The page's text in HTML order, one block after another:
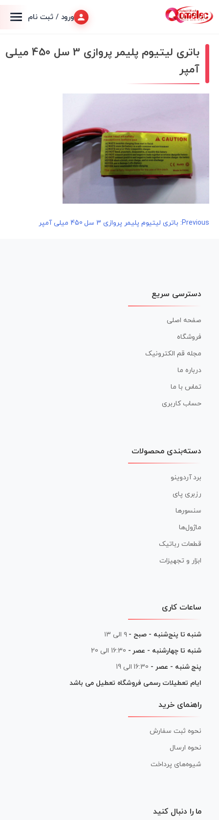
ورود / ثبت نام
باتری لیتیوم پلیمر پروازی 3 سل 450 میلی
آمپر
راهبری
Previous: باتری لیتیوم پلیمر پروازی 3 سل 450 میلی آمپر
دسترسی سریع
صفحه اصلی
فروشگاه
مجله قم الکترونیک
درباره ما
تماس با ما
حساب کاربری
دسته‌بندی محصولات
برد آردوینو
رزبری پای
سنسورها
ماژول‌ها
قطعات رباتیک
ابزار و تجهیزات
ساعات کاری
شنبه تا پنج‌شنبه - صبح - ۹ الی ۱۳
شنبه تا چهارشنبه - عصر - 16:30 الی 20
پنج شنبه - عصر - 16:30 الی 19
ایام تعطیلات رسمی فروشگاه تعطیل می باشد
راهنمای خرید
نحوه ثبت سفارش
نحوه ارسال
شیوه‌های پرداخت
ما را دنبال کنید